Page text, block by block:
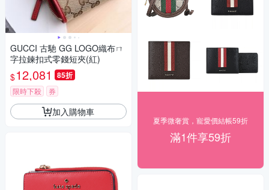
GUCCI 古馳 GG LOGO織布ㄇ
字拉鍊扣式零錢短夾(紅)
$12,081 85折
限時下殺 券
加入購物車
夏季微奢賞，寵愛價結帳59折
滿1件享59折